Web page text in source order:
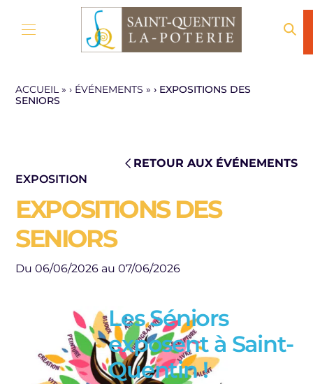
ACCUEIL» ÉVÉNEMENTS » EXPOSITIONS DES
SENIORS
EXPOSITION
RETOUR AUX ÉVÉNEMENTS
EXPOSITIONS DES
SENIORS
Du 06/06/2026 au 07/06/2026
Les Séniors
exposent à Saint-
Quentin !